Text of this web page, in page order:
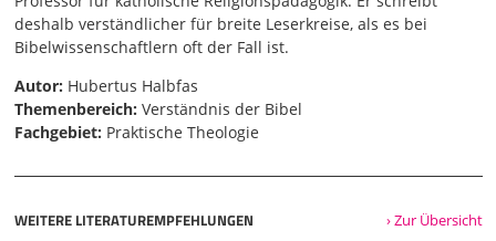
deshalb verständlicher für breite Leserkreise, als es bei
Bibelwissenschaftlern oft der Fall ist.
Autor: Hubertus Halbfas
Themenbereich: Verständnis der Bibel
Fachgebiet: Praktische Theologie
WEITERE LITERATUREMPFEHLUNGEN › Zur Übersicht